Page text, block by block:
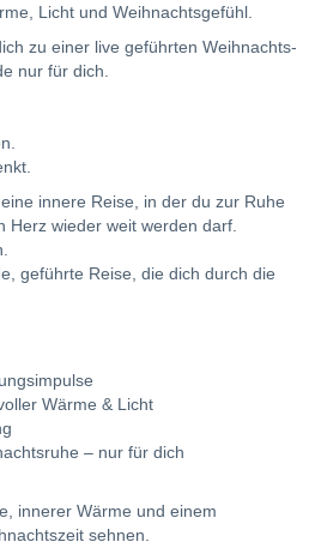
Licht und Weihnachtsgefühl.
zu einer live geführten Weihnachts-
nur für dich.
innere Reise, in der du zur Ruhe
Herz wieder weit werden darf.
geführte Reise, die dich durch die
Wärme & Licht
– nur für dich
innerer Wärme und einem
sehnen.